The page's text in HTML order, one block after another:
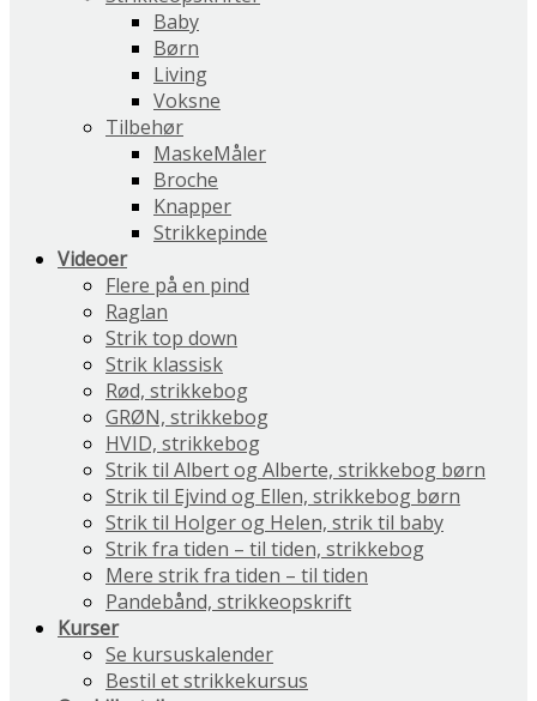
Baby
Børn
Living
Voksne
Tilbehør
MaskeMåler
Broche
Knapper
Strikkepinde
Videoer
Flere på en pind
Raglan
Strik top down
Strik klassisk
Rød, strikkebog
GRØN, strikkebog
HVID, strikkebog
Strik til Albert og Alberte, strikkebog børn
Strik til Ejvind og Ellen, strikkebog børn
Strik til Holger og Helen, strik til baby
Strik fra tiden – til tiden, strikkebog
Mere strik fra tiden – til tiden
Pandebånd, strikkeopskrift
Kurser
Se kursuskalender
Bestil et strikkekursus